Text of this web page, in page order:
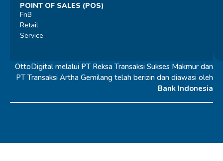
POINT OF SALES (POS)
FnB
Retail
Service
OttoDigital melalui PT Reksa Transaksi Sukses Makmur dan
PT Transaksi Artha Gemilang telah berizin dan diawasi oleh
Bank Indonesia